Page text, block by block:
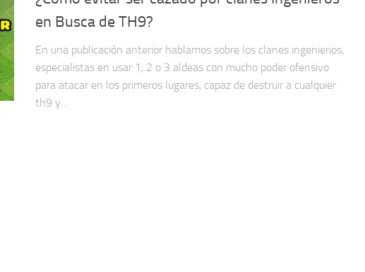
en Busca de TH9?
En una publicación anterior hablamos sobre los clanes ingenierios,
especialistas en usar 1, 2 o 3 aldeas con mucho poder ofensivo
para atacar en los primeros lugares, capaz de destruir a cualquier
th9 y...